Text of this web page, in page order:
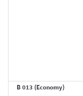
B 013 (Economy)